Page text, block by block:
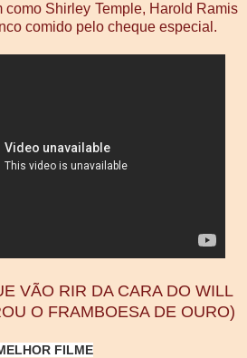
como Shirley Temple, Harold Ramis
comido pelo cheque especial.
VÃO RIR DA CARA DO WILL
O FRAMBOESA DE OURO)
FILME